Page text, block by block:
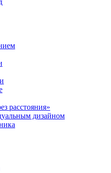
расстояния»
дизайном